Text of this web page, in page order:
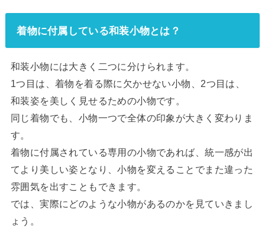
着物に付属している和装小物とは？
和装小物には大きく二つに分けられます。
1つ目は、着物を着る際に欠かせない小物、2つ目は、
和装姿を美しく見せるための小物です。
同じ着物でも、小物一つで全体の印象が大きく変わりま
す。
着物に付属されている専用の小物であれば、統一感が出
てより美しい姿となり、小物を変えることでまた違った
雰囲気を出すこともできます。
では、実際にどのような小物があるのかを見ていきまし
ょう。